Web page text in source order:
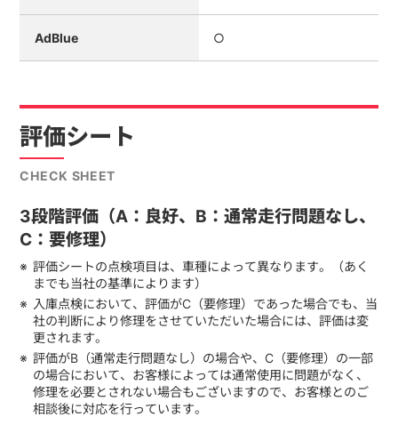
AdBlue ○
評価シート
CHECK SHEET
3段階評価（A：良好、B：通常走行問題なし、
C：要修理）
評価シートの点検項目は、車種によって異なります。（あく
までも当社の基準によります）
入庫点検において、評価がC（要修理）であった場合でも、当
社の判断により修理をさせていただいた場合には、評価は変
更されます。
評価がB（通常走行問題なし）の場合や、C（要修理）の一部
の場合において、お客様によっては通常使用に問題がなく、
修理を必要とされない場合もございますので、お客様とのご
相談後に対応を行っています。